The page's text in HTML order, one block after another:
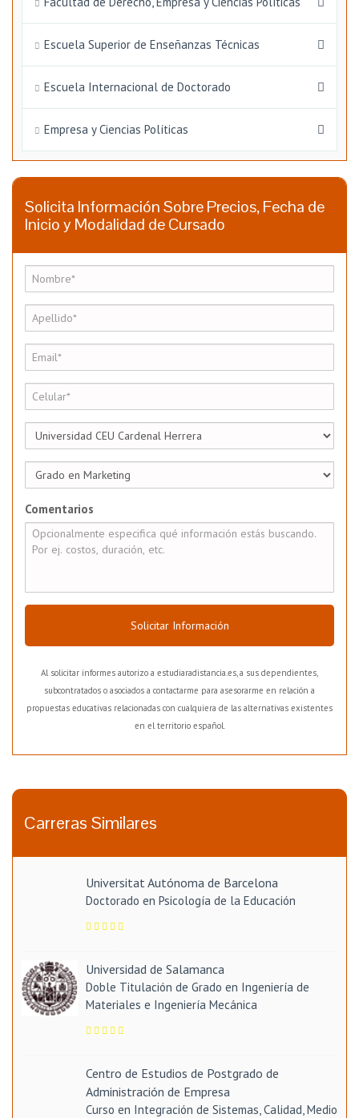
Escuela Superior de Enseñanzas Técnicas
Escuela Internacional de Doctorado
Empresa y Ciencias Políticas
Solicita Información Sobre Precios, Fecha de
Inicio y Modalidad de Cursado
Comentarios
Solicitar Información
Al solicitar informes autorizo a estudiaradistancia.es, a sus dependientes,
subcontratados o asociados a contactarme para asesorarme en relación a
propuestas educativas relacionadas con cualquiera de las alternativas existentes
en el territorio español.
Carreras Similares
Universitat Autónoma de Barcelona
Doctorado en Psicología de la Educación
Universidad de Salamanca
Doble Titulación de Grado en Ingeniería de
Materiales e Ingeniería Mecánica
Centro de Estudios de Postgrado de
Administración de Empresa
Curso en Integración de Sistemas, Calidad, Medio